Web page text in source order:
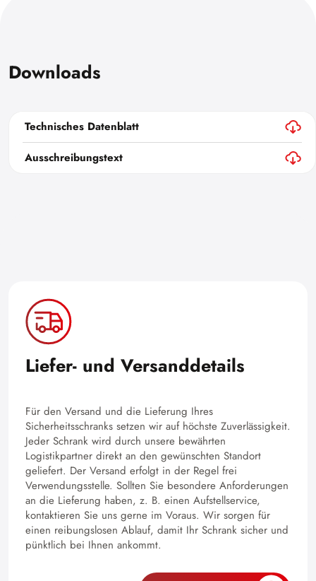
Downloads
Technisches Datenblatt
Ausschreibungstext
Liefer- und Versanddetails
Für den Versand und die Lieferung Ihres
Sicherheitsschranks setzen wir auf höchste Zuverlässigkeit.
Jeder Schrank wird durch unsere bewährten
Logistikpartner direkt an den gewünschten Standort
geliefert. Der Versand erfolgt in der Regel frei
Verwendungsstelle. Sollten Sie besondere Anforderungen
an die Lieferung haben, z. B. einen Aufstellservice,
kontaktieren Sie uns gerne im Voraus. Wir sorgen für
einen reibungslosen Ablauf, damit Ihr Schrank sicher und
pünktlich bei Ihnen ankommt.